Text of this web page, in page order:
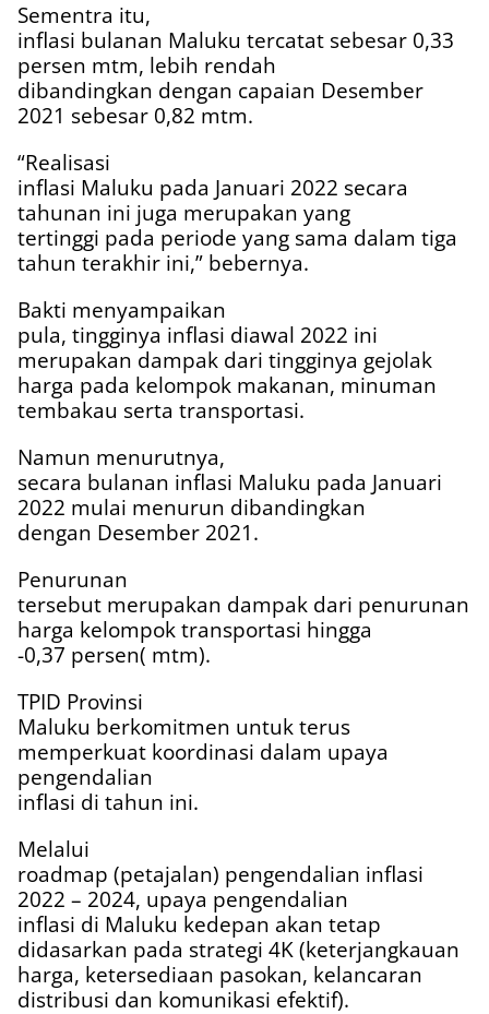
Sementra itu,
inflasi bulanan Maluku tercatat sebesar 0,33
persen mtm, lebih rendah
dibandingkan dengan capaian Desember
2021 sebesar 0,82 mtm.
“Realisasi
inflasi Maluku pada Januari 2022 secara
tahunan ini juga merupakan yang
tertinggi pada periode yang sama dalam tiga
tahun terakhir ini,” bebernya.
Bakti menyampaikan
pula, tingginya inflasi diawal 2022 ini
merupakan dampak dari tingginya gejolak
harga pada kelompok makanan, minuman
tembakau serta transportasi.
Namun menurutnya,
secara bulanan inflasi Maluku pada Januari
2022 mulai menurun dibandingkan
dengan Desember 2021.
Penurunan
tersebut merupakan dampak dari penurunan
harga kelompok transportasi hingga
-0,37 persen( mtm).
TPID Provinsi
Maluku berkomitmen untuk terus
memperkuat koordinasi dalam upaya
pengendalian
inflasi di tahun ini.
Melalui
roadmap (petajalan) pengendalian inflasi
2022 – 2024, upaya pengendalian
inflasi di Maluku kedepan akan tetap
didasarkan pada strategi 4K (keterjangkauan
harga, ketersediaan pasokan, kelancaran
distribusi dan komunikasi efektif).